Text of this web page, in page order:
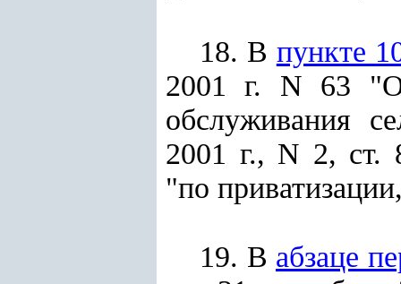
18. В пункте
2001 г. N 63 "О
обслуживания
2001 г., N 2, ст.
"по
19. В абзаце